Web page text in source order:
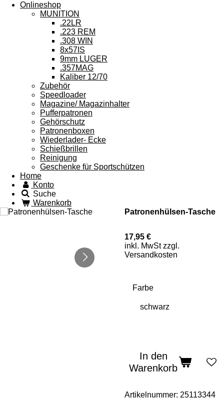
Onlineshop
MUNITION
.22LR
.223 REM
.308 WIN
8x57IS
9mm LUGER
.357MAG
Kaliber 12/70
Zubehör
Speedloader
Magazine/ Magazinhalter
Pufferpatronen
Gehörschutz
Patronenboxen
Wiederlader- Ecke
Schießbrillen
Reinigung
Geschenke für Sportschützen
Home
Konto
Suche
Warenkorb
Patronenhülsen-Tasche
17,95 €
inkl. MwSt zzgl.
Versandkosten
Farbe
In den
Warenkorb
Artikelnummer: 25113344